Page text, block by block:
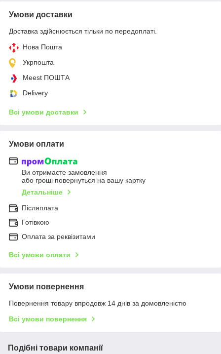
Умови доставки
Доставка здійснюється тільки по передоплаті.
Нова Пошта
Укрпошта
Meest ПОШТА
Delivery
Всі умови доставки
Умови оплати
Ви отримаєте замовлення
або гроші повернуться на вашу картку
Детальніше
Післяплата
Готівкою
Оплата за реквізитами
Всі умови оплати
Умови повернення
Повернення товару впродовж 14 днів за домовленістю
Всі умови повернення
Подібні товари компанії